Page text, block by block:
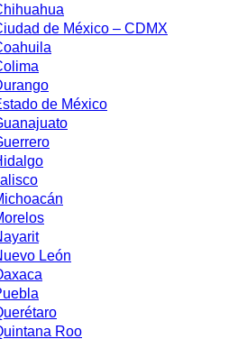
de México – CDMX
de México
León
Roo